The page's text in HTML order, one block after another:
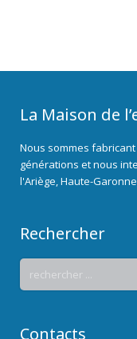
La Maison de
Nous sommes
générations et nous
l'Ariège, Haute-
Rechercher
Contacts